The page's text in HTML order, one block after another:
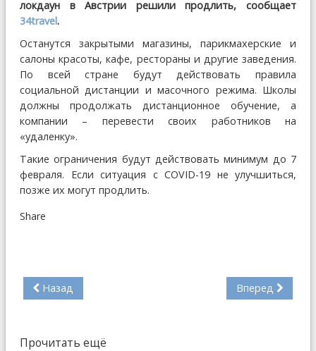
локдаун в Австрии решили продлить, сообщает
34travel.
Останутся закрытыми магазины, парикмахерские и
салоны красоты, кафе, рестораны и другие заведения.
По всей стране будут действовать правила
социальной дистанции и масочного режима. Школы
должны продолжать дистанционное обучение, а
компании – перевести своих работников на
«удаленку».
Такие ограничения будут действовать минимум до 7
февраля. Если ситуация с COVID-19 не улучшиться,
позже их могут продлить.
Share
Назад Вперед
Прочитать ещё